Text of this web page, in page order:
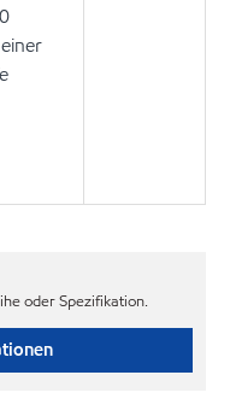
oder Spezifikation.